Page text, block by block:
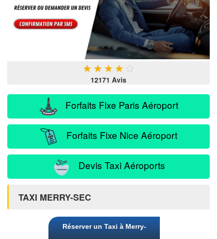
★ ★ ★ ★ ★
12171 Avis
Forfaits Fixe Paris Aéroport
Forfaits Fixe Nice Aéroport
Devis Taxi Aéroports
TAXI MERRY-SEC
Réserver un Taxi à Merry-